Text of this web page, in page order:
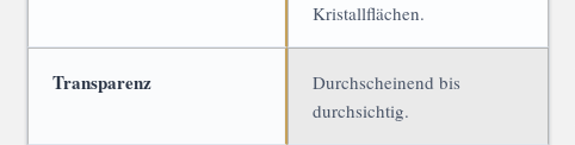
Kristallflächen.
Transparenz
Durchscheinend bis
durchsichtig.